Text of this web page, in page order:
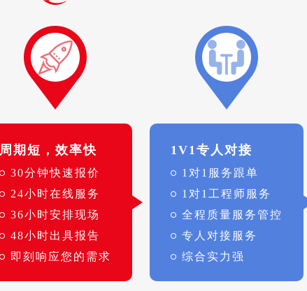
周期短，效率快
30分钟快速报价
24小时在线服务
36小时安排现场
48小时出具报告
即刻响应您的需求
1V1专人对接
1对1服务跟单
1对1工程师服务
全程质量服务管控
专人对接服务
综合实力强